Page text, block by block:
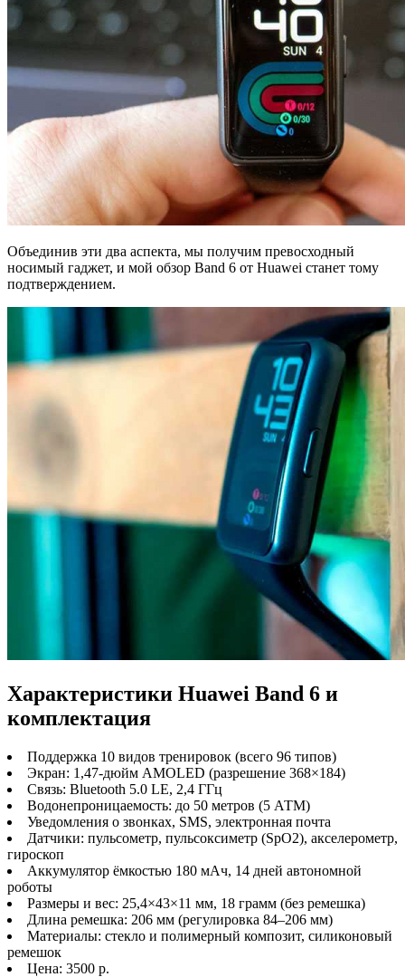
Объединив эти два аспекта, мы получим превосходный
носимый гаджет, и мой обзор Band 6 от Huawei станет тому
подтверждением.
Характеристики Huawei Band 6 и
комплектация
Поддержка 10 видов тренировок (всего 96 типов)
Экран: 1,47-дюйм AMOLED (разрешение 368×184)
Связь: Bluetooth 5.0 LE, 2,4 ГГц
Водонепроницаемость: до 50 метров (5 АТМ)
Уведомления о звонках, SMS, электронная почта
Датчики: пульсометр, пульсоксиметр (SpO2), акселерометр,
гироскоп
Аккумулятор ёмкостью 180 мАч, 14 дней автономной
роботы
Размеры и вес: 25,4×43×11 мм, 18 грамм (без ремешка)
Длина ремешка: 206 мм (регулировка 84–206 мм)
Материалы: стекло и полимерный композит, силиконовый
ремешок
Цена: 3500 р.